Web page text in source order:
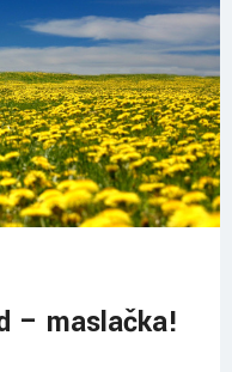
– maslačka!